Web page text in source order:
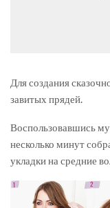
Для создания
завитых прядей.
Воспользовавшись
несколько минут
укладки на средние